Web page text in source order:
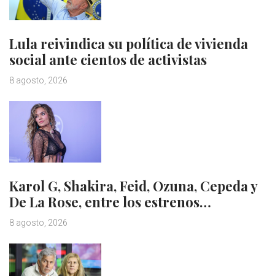
Lula reivindica su política de vivienda
social ante cientos de activistas
8 agosto, 2026
Karol G, Shakira, Feid, Ozuna, Cepeda y
De La Rose, entre los estrenos…
8 agosto, 2026